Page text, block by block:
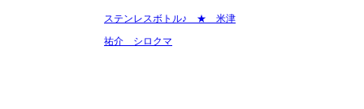
ステンレスボトル♪ ★ 米津
祐介 シロクマ